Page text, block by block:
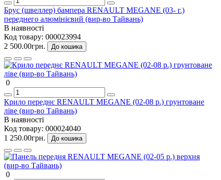
Брус (швеллер) бампера RENAULT MEGANE (03- г.)
переднего алюмінієвий (вир-во Тайвань)
В наявності
Код товару: 000023994
2 500.00грн.
До кошика
0
Крило переднє RENAULT MEGANE (02-08 р.) грунтоване
ліве (вир-во Тайвань)
В наявності
Код товару: 000024040
1 250.00грн.
До кошика
0